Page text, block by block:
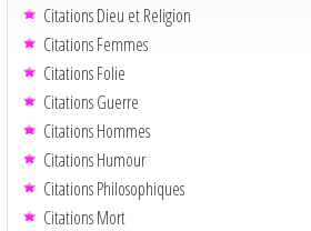
Citations Dieu et Religion
Citations Femmes
Citations Folie
Citations Guerre
Citations Hommes
Citations Humour
Citations Philosophiques
Citations Mort